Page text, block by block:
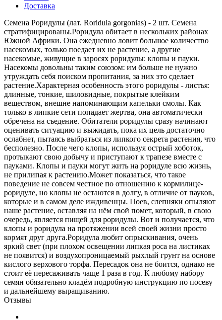
Доставка
Семена Роридулы (лат. Roridula gorgonias) - 2 шт. Семена
стратифицированы.Роридула обитает в нескольких районах
Южной Африки. Она ежедневно ловит большое количество
насекомых, только поедает их не растение, а другие
насекомые, живущие в заросях роридулы: клопы и пауки.
Насекомы довольны таким союзом: им больше не нужно
утруждать себя поиском пропитания, за них это сделает
растение.Характерная особенность этого роридулы - листья:
длинные, тонкие, шиловидные, покрытые клейким
веществом, внешне напоминающим капельки смолы. Как
только в липкие сети попадает жертва, она автоматически
обречена на съедение. Обитатели роридулы сразу начинают
оценивать ситуацию и выжидать, пока их цель достаточно
ослабнет, пытаясь выбраться из липкого секрета растения, что
бесполезно. После чего клопы, используя острый хоботок,
протыкают свою добычу и приступают к трапезе вместе с
пауками. Клопы и пауки могут жить на роридуле всю жизнь,
не прилипая к растению.Может показаться, что такое
поведение не совсем честное по отношению к кормилице-
роридуле, но клопы не остаются в долгу, в отличие от пауков,
которые и в самом деле иждивенцы. Поев, слепняки опыляют
наше растение, оставляя на нём свой помет, который, в свою
очередь, является пищей для роридулы. Вот и получается, что
клопы и роридула на протяжении всей своей жизни просто
кормят друг друга.Роридула любит опрыскивания, очень
яркий свет (при плохом освещении липкая роса на листиках
не появится) и воздухопроницаемый рыхлый грунт на основе
кислого верхового торфа. Пересадок она не боится, однако не
стоит её пересаживать чаще 1 раза в год. К любому набору
семян обязательно кладём подробную инструкцию по посеву
и дальнейшему выращиванию.
Отзывы